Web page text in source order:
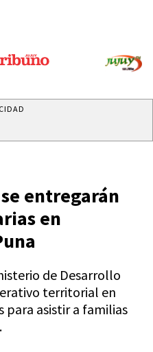
entregarán
en
de Desarrollo
territorial en
para asistir a familias